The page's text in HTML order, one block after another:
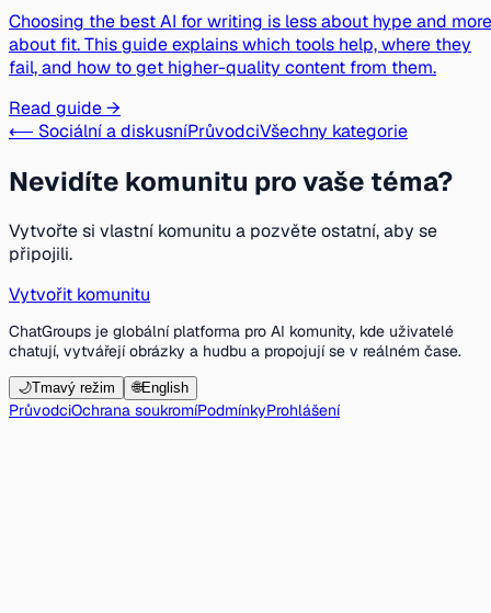
Choosing the best AI for writing is less about hype and more
about fit. This guide explains which tools help, where they
fail, and how to get higher-quality content from them.
Read guide →
⟵ Sociální a diskusníPrůvodciVšechny kategorie
Nevidíte komunitu pro vaše téma?
Vytvořte si vlastní komunitu a pozvěte ostatní, aby se
připojili.
Vytvořit komunitu
ChatGroups je globální platforma pro AI komunity, kde uživatelé
chatují, vytvářejí obrázky a hudbu a propojují se v reálném čase.
🌙Tmavý režim 🌐English
PrůvodciOchrana soukromíPodmínkyProhlášení